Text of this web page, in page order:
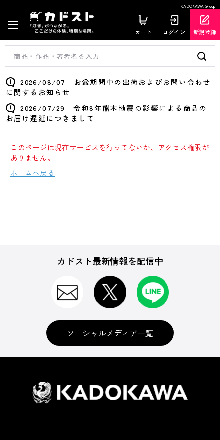
KADOKAWA Group
カート ログイン 新規登録
2026/08/07 お盆期間中の出荷およびお問い合わせ
に関するお知らせ
2026/07/29 令和8年熊本地震の影響による商品の
お届け遅延につきまして
このページは現在サービスを行ってないか、アクセス権限が
ありません。
ホームへ戻る
カドスト最新情報を配信中
ソーシャルメディア一覧